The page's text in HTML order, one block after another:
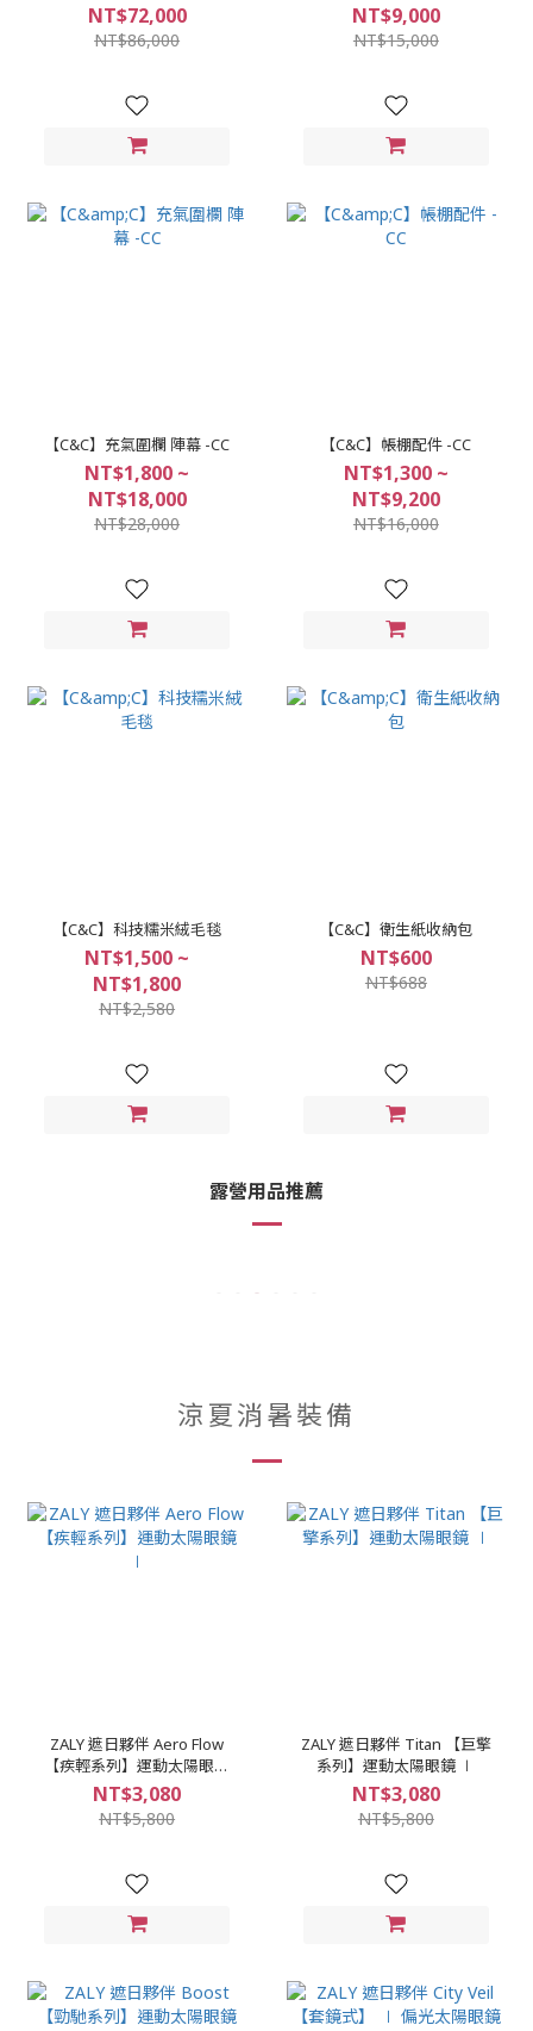
NT$72,000
NT$86,000
NT$9,000
NT$15,000
【C&C】充氣圍欄 陣幕 -CC
NT$1,800 ~
NT$18,000
NT$28,000
【C&C】帳棚配件 -CC
NT$1,300 ~
NT$9,200
NT$16,000
【C&C】科技糯米絨毛毯
NT$1,500 ~
NT$1,800
NT$2,580
【C&C】衛生紙收納包
NT$600
NT$688
露營用品推薦
涼夏消暑裝備
ZALY 遮日夥伴 Aero Flow
【疾輕系列】運動太陽眼鏡
∣
NT$3,080
NT$5,800
ZALY 遮日夥伴 Titan 【巨擎
系列】運動太陽眼鏡 ∣
NT$3,080
NT$5,800